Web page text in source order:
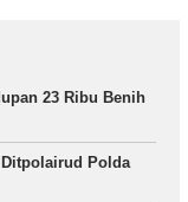
23 Ribu Benih
Polda